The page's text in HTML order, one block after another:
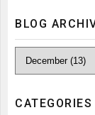
BLOG
CATEGORIES